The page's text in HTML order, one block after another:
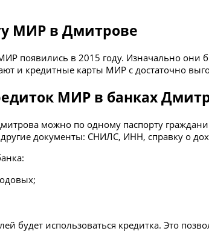
МИР в Дмитрове
появились в 2015 году. Изначально
и кредитные карты МИР с достаточно
МИР в банках
можно по одному паспорту
документы: СНИЛС, ИНН, справку о
будет использоваться кредитка. Это